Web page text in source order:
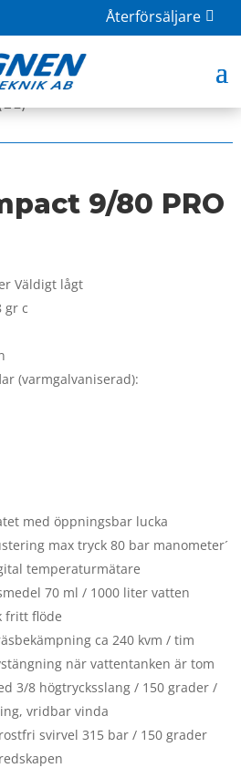
Återförsäljare
9/80 PRO
Väldigt lågt
gr c
(varmgalvaniserad):
med öppningsbar lucka
max tryck 80 bar manometer´
temperaturmätare
70 ml / 1000 liter vatten
fritt flöde
ca 240 kvm / tim
när vattentanken är tom
3/8 högtrycksslang / 150 grader /
vridbar vinda
svirvel 315 bar / 150 grader